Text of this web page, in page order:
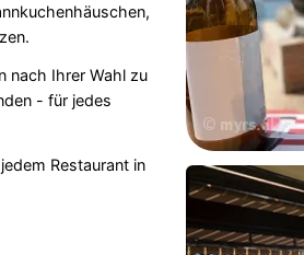
nach Ihrer Wahl zu
- für jedes
Restaurant in